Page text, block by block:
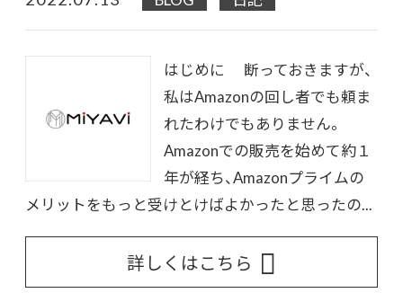
はじめに 断っておきますが、
私はAmazonの回し者でも頼ま
れたわけでもありません。
Amazonでの販売を始めて約１
年が経ち、Amazonプライムの
メリットをもっと受けとけばよかったと思ったの...
詳しくはこちら